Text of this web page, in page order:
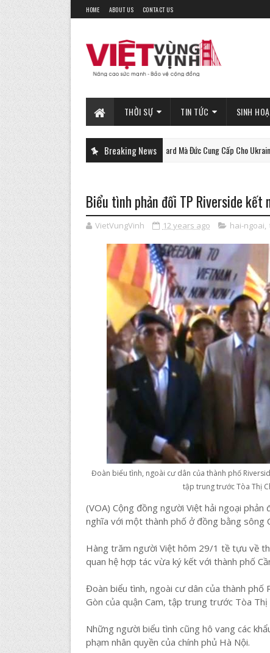
HOME ABOUT US CONTACT US
THỜI SỰ TIN TỨC SINH
Breaking News
PHAN-TICH Xe Tăng Gepard Mà Đức Cung Cấp Cho Ukraine Có Thể
Biểu tình phản đối TP Riverside kết
VietVungVinh 12 years ago hai-ngoai,
Đoàn biểu tình, ngoài cư dân của thành phố
tập trung trước Tòa Thị
(VOA) Cộng đồng người Việt hải ngoại
nghĩa với một thành phố ở đồng bằng sông
Hàng trăm người Việt hôm 29/1 tề tựu về
quan hệ hợp tác vừa ký kết với thành phố
Đoàn biểu tình, ngoài cư dân của thành phố
Gòn của quận Cam, tập trung trước Tòa
Những người biểu tình cũng hô vang các
phạm nhân quyền của chính phủ Hà Nội.